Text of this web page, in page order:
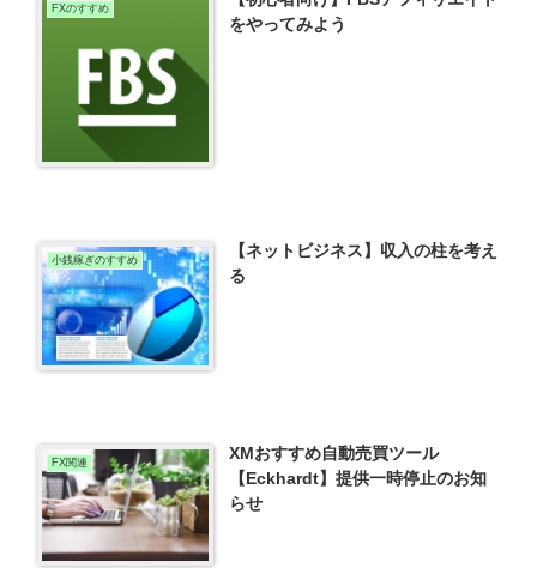
FXのすすめ
をやってみよう
小銭稼ぎのすすめ
【ネットビジネス】収入の柱を考え
る
FX関連
XMおすすめ自動売買ツール
【Eckhardt】提供一時停止のお知
らせ